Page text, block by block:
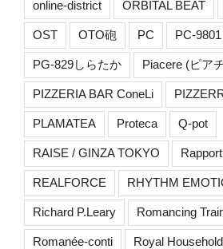
online-district ORBITAL BEAT
OST OTO砲 PC PC-9801
PG-829しらたか Piacere (ピア
PIZZERIA BAR ConeLi
PLAMATEA Proteca Q-pot
RAISE / GINZA TOKYO Rapport
REALFORCE RHYTHM
Richard P.Leary Romancing
Romanée-conti Royal Household